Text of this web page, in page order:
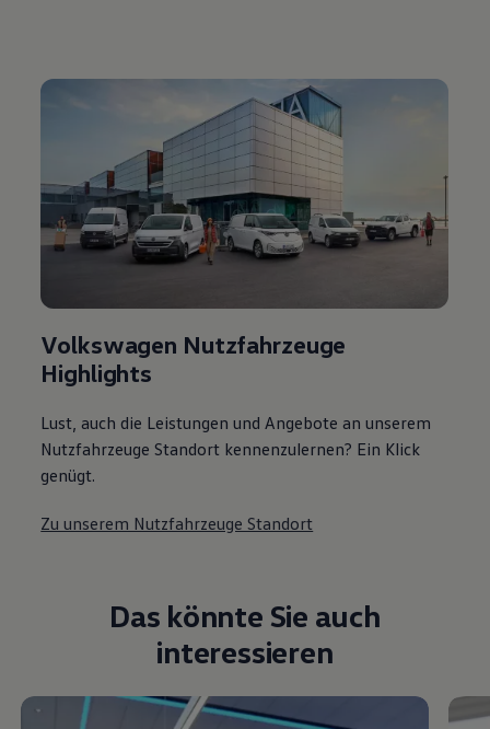
Volkswagen Nutzfahrzeuge
Highlights
Lust, auch die Leistungen und Angebote an unserem
Nutzfahrzeuge Standort kennenzulernen? Ein Klick
genügt.
Zu unserem Nutzfahrzeuge Standort
Das könnte Sie auch
interessieren